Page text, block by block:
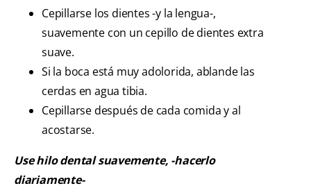
Cepillarse los dientes -y la lengua-,
suavemente con un cepillo de dientes extra
suave.
Si la boca está muy adolorida, ablande las
cerdas en agua tibia.
Cepillarse después de cada comida y al
acostarse.
Use hilo dental suavemente, -hacerlo
diariamente-